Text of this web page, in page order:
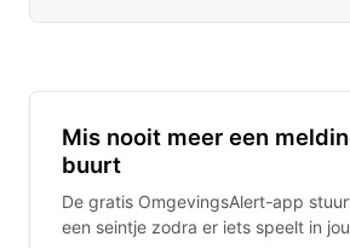
Mis nooit meer een
buurt
De gratis OmgevingsAlert-app
een seintje zodra er iets speelt in